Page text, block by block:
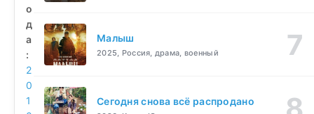
о
д
а
:
2
0
1
Малыш
2025, Россия, драма, военный
Сегодня снова всё распродано